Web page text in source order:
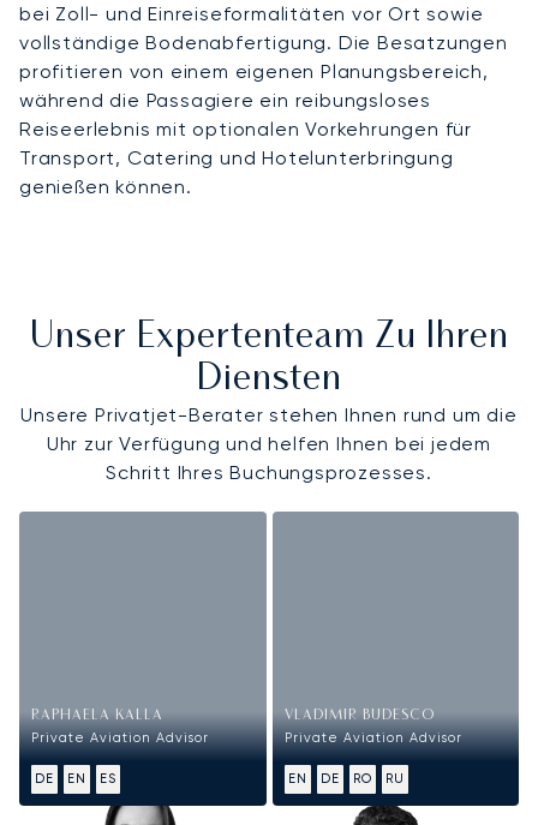
bei Zoll- und Einreiseformalitäten vor Ort sowie
vollständige Bodenabfertigung. Die Besatzungen
profitieren von einem eigenen Planungsbereich,
während die Passagiere ein reibungsloses
Reiseerlebnis mit optionalen Vorkehrungen für
Transport, Catering und Hotelunterbringung
genießen können.
Unser Expertenteam Zu Ihren
Diensten
Unsere Privatjet-Berater stehen Ihnen rund um die
Uhr zur Verfügung und helfen Ihnen bei jedem
Schritt Ihres Buchungsprozesses.
RAPHAELA KALLA
Private Aviation Advisor
DE EN ES
VLADIMIR BUDESCO
Private Aviation Advisor
EN DE RO RU